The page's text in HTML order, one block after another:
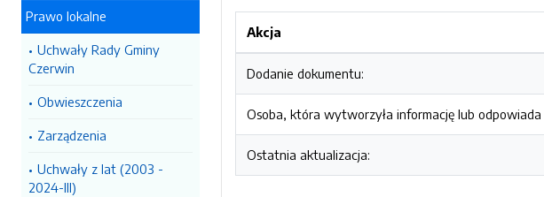
Prawo lokalne
Uchwały Rady Gminy
Czerwin
Obwieszczenia
Zarządzenia
Uchwały z lat (2003 -
2024-III)
Akcja
Dodanie dokumentu:
Osoba, która wytworzyła informację lub odpowiada
Ostatnia aktualizacja: